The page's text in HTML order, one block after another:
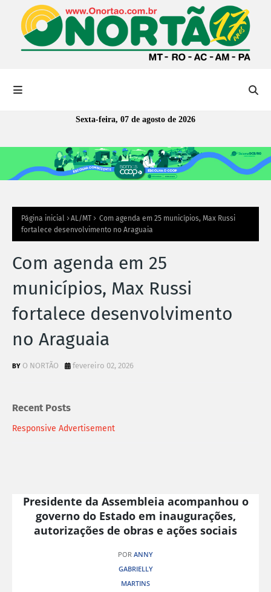
Sexta-feira, 07 de agosto de 2026
Página inicial AL/MT
Com agenda em 25 municípios, Max Russi
fortalece desenvolvimento no Araguaia
Com agenda em 25
municípios, Max Russi
fortalece desenvolvimento
no Araguaia
O NORTÃO fevereiro 02, 2026
Recent Posts
Responsive Advertisement
Presidente da Assembleia acompanhou o
governo do Estado em inaugurações,
autorizações de obras e ações sociais
POR ANNY
GABRIELLY
MARTINS